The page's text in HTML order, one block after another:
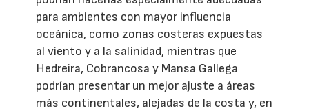
para ambientes con mayor influencia
oceánica, como zonas costeras expuestas
al viento y a la salinidad, mientras que
Hedreira, Cobrancosa y Mansa Gallega
podrían presentar un mejor ajuste a áreas
más continentales, alejadas de la costa y, en